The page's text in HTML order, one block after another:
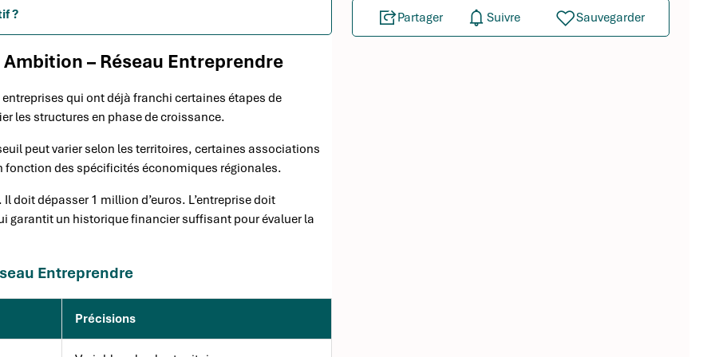
?
– Réseau Entreprendre
entreprises qui ont déjà franchi certaines étapes de
les structures en phase de croissance.
peut varier selon les territoires, certaines associations
fonction des spécificités économiques régionales.
doit dépasser 1 million d’euros. L’entreprise doit
garantit un historique financier suffisant pour évaluer la
Entreprendre
Précisions
Partager Suivre Sauvegarder